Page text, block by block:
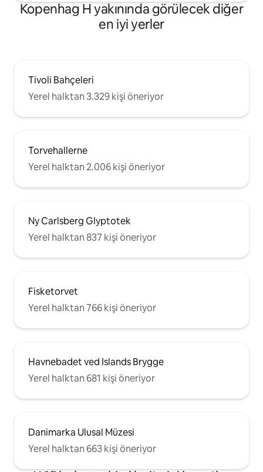
Kopenhag H yakınında görülecek diğer
en iyi yerler
Tivoli Bahçeleri
Yerel halktan 3.329 kişi öneriyor
Torvehallerne
Yerel halktan 2.006 kişi öneriyor
Ny Carlsberg Glyptotek
Yerel halktan 837 kişi öneriyor
Fisketorvet
Yerel halktan 766 kişi öneriyor
Havnebadet ved Islands Brygge
Yerel halktan 681 kişi öneriyor
Danimarka Ulusal Müzesi
Yerel halktan 663 kişi öneriyor